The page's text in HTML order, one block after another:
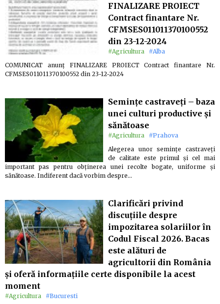
FINALIZARE PROIECT
Contract finantare Nr.
CFMSES011011370100552
din 23-12-2024
#Agricultura #Alba
COMUNICAT anunț FINALIZARE PROIECT Contract finantare Nr.
CFMSES011011370100552 din 23-12-2024
Semințe castraveți – baza
unei culturi productive și
sănătoase
#Agricultura #Prahova
Alegerea unor semințe castraveți
de calitate este primul și cel mai
important pas pentru obținerea unei recolte bogate, uniforme și
sănătoase. Indiferent dacă vorbim despre…
Clarificări privind
discuțiile despre
impozitarea solariilor în
Codul Fiscal 2026. Bacas
este alături de
agricultorii din România
și oferă informațiile certe disponibile la acest
moment
#Agricultura #Bucuresti